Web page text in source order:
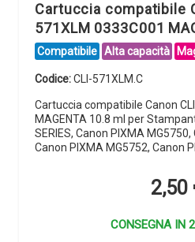
Cartuccia compatibile
571XLM 0333C001
Compatibile Alta capacità
Codice:CLI-571XLM.C
Cartuccia compatibile Canon
MAGENTA 10.8 ml per
SERIES, Canon PIXMA
Canon PIXMA MG5752, Canon
2,50
CONSEGNA IN